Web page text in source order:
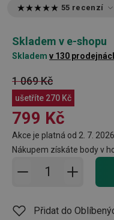
55 recenzí
Skladem v e-shopu
Skladem v 130
1 069 Kč
ušetříte 270 Kč
799 Kč
Akce je platná od 2. 7.
Nákupem získáte body v
Přidat do košíku -
Přidat do